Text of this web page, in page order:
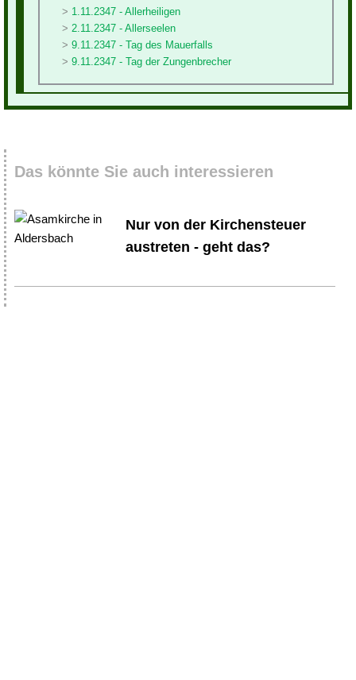
1.11.2347 - Allerheiligen
2.11.2347 - Allerseelen
9.11.2347 - Tag des Mauerfalls
9.11.2347 - Tag der Zungenbrecher
Das könnte Sie auch interessieren
Nur von der Kirchensteuer
austreten - geht das?